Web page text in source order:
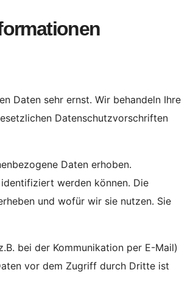
Daten sehr ernst. Wir behandeln Ihre
Datenschutzvorschriften
Daten erhoben.
werden können. Die
und wofür wir sie nutzen. Sie
bei der Kommunikation per E-Mail)
vor dem Zugriff durch Dritte ist